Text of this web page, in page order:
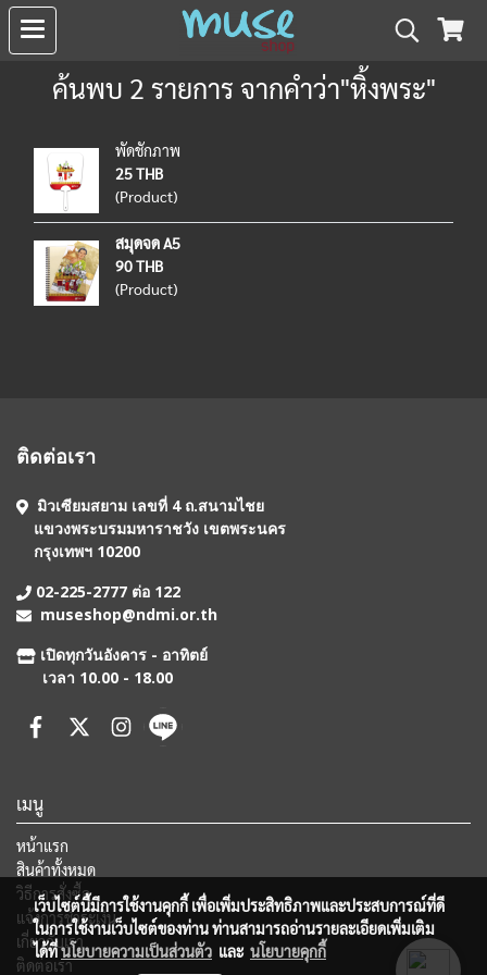
ค้นพบ 2 รายการ จากคำว่า"หิ้งพระ"
พัดชักภาพ
25 THB
(Product)
สมุดจด A5
90 THB
(Product)
ติดต่อเรา
มิวเซียมสยาม เลขที่ 4 ถ.สนามไชย
แขวงพระบรมมหาราชวัง เขตพระนคร
กรุงเทพฯ 10200
02-225-2777 ต่อ 122
museshop@ndmi.or.th
เปิดทุกวันอังคาร - อาทิตย์
เวลา 10.00 - 18.00
เมนู
หน้าแรก
สินค้าทั้งหมด
วิธีการสั่งซื้อ
แจ้งการชำระเงิน
เกี่ยวกับเรา
ติดต่อเรา
เว็บไซต์นี้มีการใช้งานคุกกี้ เพื่อเพิ่มประสิทธิภาพและประสบการณ์ที่ดี
ในการใช้งานเว็บไซต์ของท่าน ท่านสามารถอ่านรายละเอียดเพิ่มเติม
ได้ที่นโยบายความเป็นส่วนตัว และ นโยบายคุกกี้